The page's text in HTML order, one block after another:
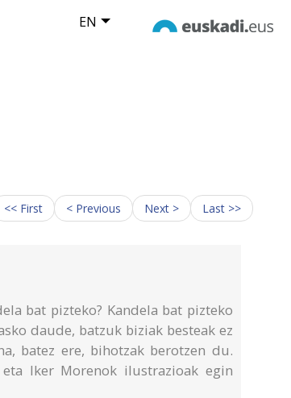
EN
<< First < Previous Next > Last >>
bat pizteko? Kandela bat pizteko
daude, batzuk biziak besteak ez
batez ere, bihotzak berotzen du.
Iker Morenok ilustrazioak egin